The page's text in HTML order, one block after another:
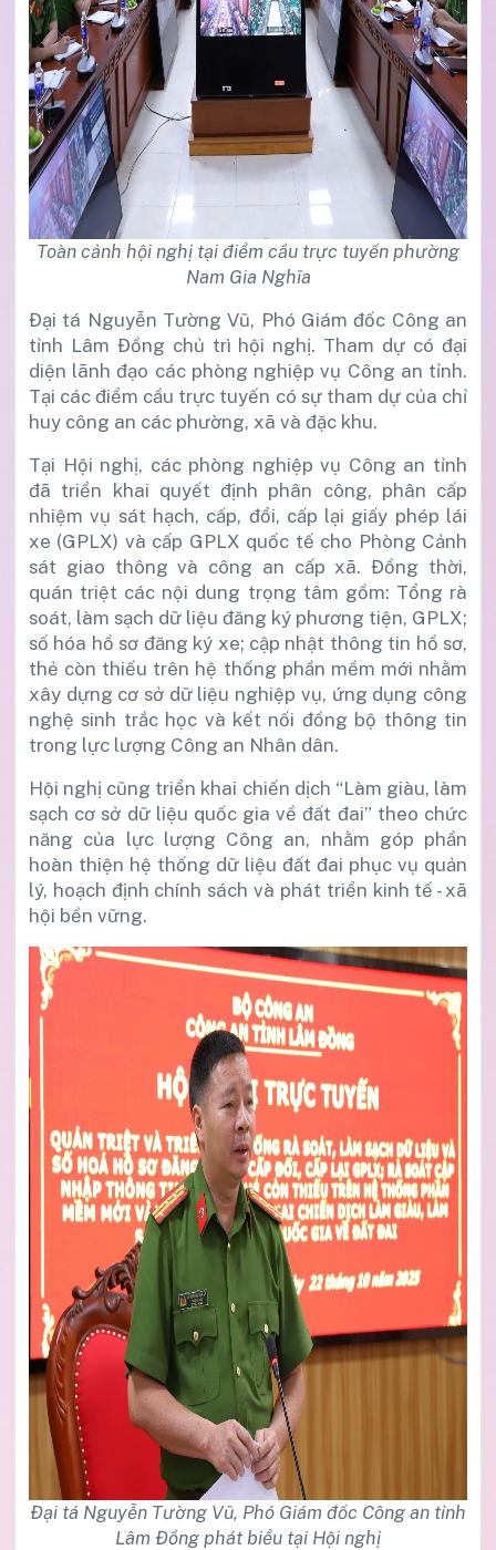
Toàn cảnh hội nghị tại điểm cầu trực tuyến phường
Nam Gia Nghĩa
Đại tá Nguyễn Tường Vũ, Phó Giám đốc Công an
tỉnh Lâm Đồng chủ trì hội nghị. Tham dự có đại
diện lãnh đạo các phòng nghiệp vụ Công an tỉnh.
Tại các điểm cầu trực tuyến có sự tham dự của chỉ
huy công an các phường, xã và đặc khu.
Tại Hội nghị, các phòng nghiệp vụ Công an tỉnh
đã triển khai quyết định phân công, phân cấp
nhiệm vụ sát hạch, cấp, đổi, cấp lại giấy phép lái
xe (GPLX) và cấp GPLX quốc tế cho Phòng Cảnh
sát giao thông và công an cấp xã. Đồng thời,
quán triệt các nội dung trọng tâm gồm: Tổng rà
soát, làm sạch dữ liệu đăng ký phương tiện, GPLX;
số hóa hồ sơ đăng ký xe; cập nhật thông tin hồ sơ,
thẻ còn thiếu trên hệ thống phần mềm mới nhằm
xây dựng cơ sở dữ liệu nghiệp vụ, ứng dụng công
nghệ sinh trắc học và kết nối đồng bộ thông tin
trong lực lượng Công an Nhân dân.
Hội nghị cũng triển khai chiến dịch “Làm giàu, làm
sạch cơ sở dữ liệu quốc gia về đất đai” theo chức
năng của lực lượng Công an, nhằm góp phần
hoàn thiện hệ thống dữ liệu đất đai phục vụ quản
lý, hoạch định chính sách và phát triển kinh tế - xã
hội bền vững.
Đại tá Nguyễn Tường Vũ, Phó Giám đốc Công an tỉnh
Lâm Đồng phát biểu tại Hội nghị